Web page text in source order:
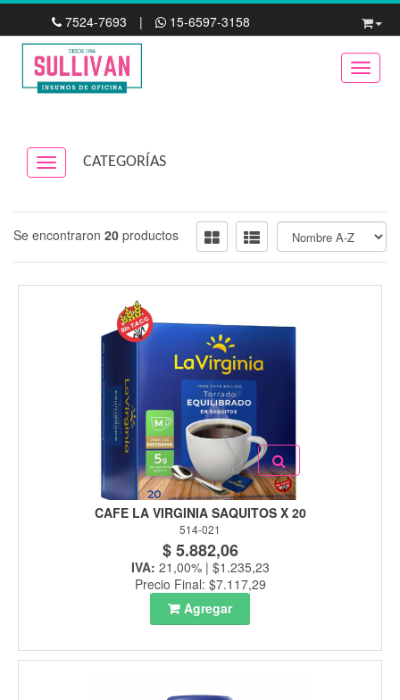
7524-7693 | 15-6597-3158
Navigation ein-/ausblenden
CATEGORÍAS
Se encontraron 20 productos
CAFE LA VIRGINIA SAQUITOS X 20
514-021
$ 5.882,06
IVA: 21,00% | $1.235,23
Precio Final: $7.117,29
Agregar